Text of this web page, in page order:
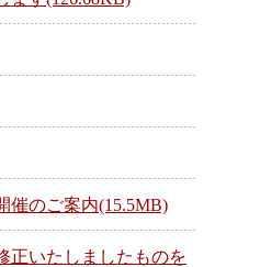
のご案内(15.5MB)
正いたしましたものを